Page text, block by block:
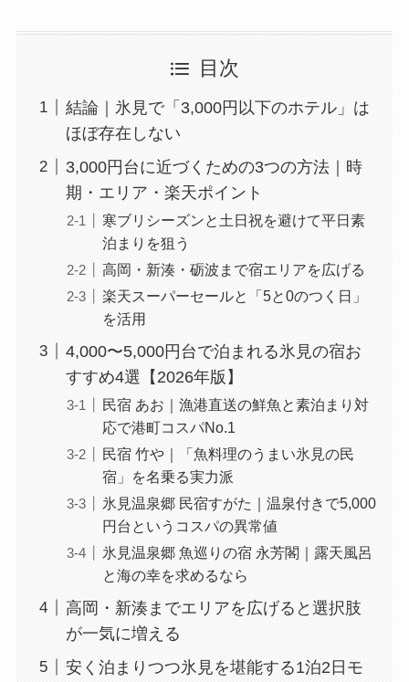
目次
結論｜氷見で「3,000円以下のホテル」は
ほぼ存在しない
3,000円台に近づくための3つの方法｜時
期・エリア・楽天ポイント
寒ブリシーズンと土日祝を避けて平日素
泊まりを狙う
高岡・新湊・砺波まで宿エリアを広げる
楽天スーパーセールと「5と0のつく日」
を活用
4,000〜5,000円台で泊まれる氷見の宿お
すすめ4選【2026年版】
民宿 あお｜漁港直送の鮮魚と素泊まり対
応で港町コスパNo.1
民宿 竹や｜「魚料理のうまい氷見の民
宿」を名乗る実力派
氷見温泉郷 民宿すがた｜温泉付きで5,000
円台というコスパの異常値
氷見温泉郷 魚巡りの宿 永芳閣｜露天風呂
と海の幸を求めるなら
高岡・新湊までエリアを広げると選択肢
が一気に増える
安く泊まりつつ氷見を堪能する1泊2日モ